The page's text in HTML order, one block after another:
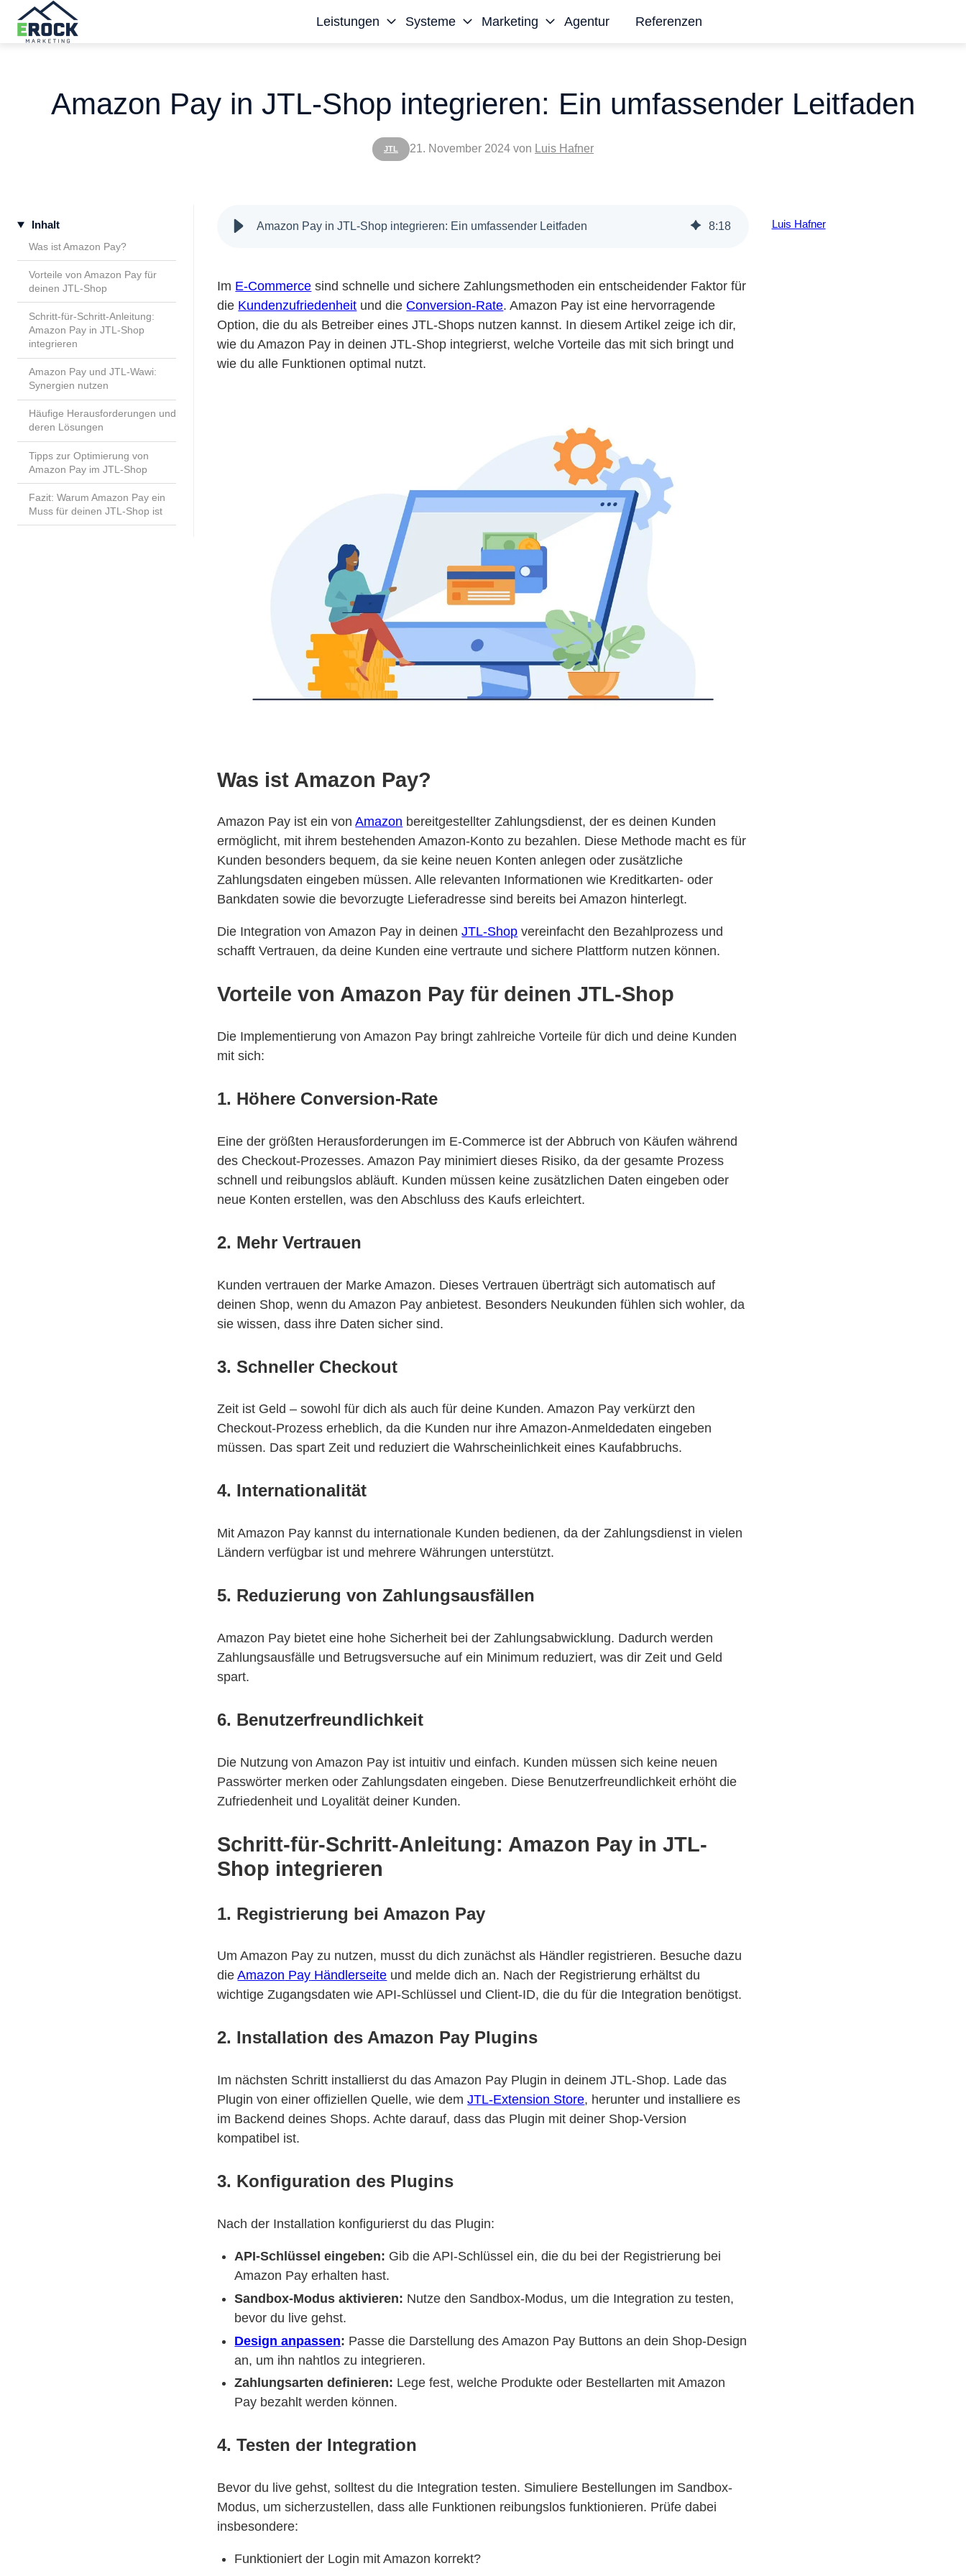
e
Leistungen Systeme Marketing Agentur Referenzen
JTL
Amazon Pay in JTL-Shop integrieren: Ein umfassender Leitfaden
21. November 2024 von Luis Hafner
Inhalt
Was ist Amazon Pay?
Vorteile von Amazon Pay für
deinen JTL-Shop
Schritt-für-Schritt-Anleitung:
Amazon Pay in JTL-Shop
integrieren
Amazon Pay und JTL-Wawi:
Synergien nutzen
Häufige Herausforderungen und
deren Lösungen
Tipps zur Optimierung von
Amazon Pay im JTL-Shop
Fazit: Warum Amazon Pay ein
Muss für deinen JTL-Shop ist
Amazon Pay in JTL-Shop integrieren: Ein umfassender Leitfaden 8:18
Im E-Commerce sind schnelle und sichere Zahlungsmethoden ein entscheidender Faktor für
die Kundenzufriedenheit und die Conversion-Rate. Amazon Pay ist eine hervorragende
Option, die du als Betreiber eines JTL-Shops nutzen kannst. In diesem Artikel zeige ich dir,
wie du Amazon Pay in deinen JTL-Shop integrierst, welche Vorteile das mit sich bringt und
wie du alle Funktionen optimal nutzt.
Was ist Amazon Pay?
Amazon Pay ist ein vonAmazon bereitgestellter Zahlungsdienst, der es deinen Kunden
ermöglicht, mit ihrem bestehenden Amazon-Konto zu bezahlen. Diese Methode macht es für
Kunden besonders bequem, da sie keine neuen Konten anlegen oder zusätzliche
Zahlungsdaten eingeben müssen. Alle relevanten Informationen wie Kreditkarten- oder
Bankdaten sowie die bevorzugte Lieferadresse sind bereits bei Amazon hinterlegt.
Die Integration von Amazon Pay in deinenJTL-Shop vereinfacht den Bezahlprozess und
schafft Vertrauen, da deine Kunden eine vertraute und sichere Plattform nutzen können.
Vorteile von Amazon Pay für deinen JTL-Shop
Die Implementierung von Amazon Pay bringt zahlreiche Vorteile für dich und deine Kunden
mit sich:
1. Höhere Conversion-Rate
Eine der größten Herausforderungen im E-Commerce ist der Abbruch von Käufen während
des Checkout-Prozesses. Amazon Pay minimiert dieses Risiko, da der gesamte Prozess
schnell und reibungslos abläuft. Kunden müssen keine zusätzlichen Daten eingeben oder
neue Konten erstellen, was den Abschluss des Kaufs erleichtert.
2. Mehr Vertrauen
Kunden vertrauen der Marke Amazon. Dieses Vertrauen überträgt sich automatisch auf
deinen Shop, wenn du Amazon Pay anbietest. Besonders Neukunden fühlen sich wohler, da
sie wissen, dass ihre Daten sicher sind.
3. Schneller Checkout
Zeit ist Geld – sowohl für dich als auch für deine Kunden. Amazon Pay verkürzt den
Checkout-Prozess erheblich, da die Kunden nur ihre Amazon-Anmeldedaten eingeben
müssen. Das spart Zeit und reduziert die Wahrscheinlichkeit eines Kaufabbruchs.
4. Internationalität
Mit Amazon Pay kannst du internationale Kunden bedienen, da der Zahlungsdienst in vielen
Ländern verfügbar ist und mehrere Währungen unterstützt.
5. Reduzierung von Zahlungsausfällen
Amazon Pay bietet eine hohe Sicherheit bei der Zahlungsabwicklung. Dadurch werden
Zahlungsausfälle und Betrugsversuche auf ein Minimum reduziert, was dir Zeit und Geld
spart.
6. Benutzerfreundlichkeit
Die Nutzung von Amazon Pay ist intuitiv und einfach. Kunden müssen sich keine neuen
Passwörter merken oder Zahlungsdaten eingeben. Diese Benutzerfreundlichkeit erhöht die
Zufriedenheit und Loyalität deiner Kunden.
Schritt-für-Schritt-Anleitung: Amazon Pay in JTL-
Shop integrieren
1. Registrierung bei Amazon Pay
Um Amazon Pay zu nutzen, musst du dich zunächst als Händler registrieren. Besuche dazu
dieAmazon Pay Händlerseite und melde dich an. Nach der Registrierung erhältst du
wichtige Zugangsdaten wie API-Schlüssel und Client-ID, die du für die Integration benötigst.
2. Installation des Amazon Pay Plugins
Im nächsten Schritt installierst du das Amazon Pay Plugin in deinem JTL-Shop. Lade das
Plugin von einer offiziellen Quelle, wie demJTL-Extension Store, herunter und installiere es
im Backend deines Shops. Achte darauf, dass das Plugin mit deiner Shop-Version
kompatibel ist.
3. Konfiguration des Plugins
Nach der Installation konfigurierst du das Plugin:
API-Schlüssel eingeben: Gib die API-Schlüssel ein, die du bei der Registrierung bei
Amazon Pay erhalten hast.
Sandbox-Modus aktivieren: Nutze den Sandbox-Modus, um die Integration zu testen,
bevor du live gehst.
Design anpassen: Passe die Darstellung des Amazon Pay Buttons an dein Shop-Design
an, um ihn nahtlos zu integrieren.
Zahlungsarten definieren: Lege fest, welche Produkte oder Bestellarten mit Amazon
Pay bezahlt werden können.
4. Testen der Integration
Bevor du live gehst, solltest du die Integration testen. Simuliere Bestellungen im Sandbox-
Modus, um sicherzustellen, dass alle Funktionen reibungslos funktionieren. Prüfe dabei
insbesondere:
Funktioniert der Login mit Amazon korrekt?
Luis Hafner